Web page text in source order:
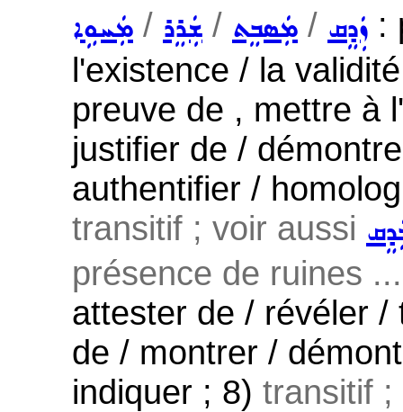
ܡܲܚܘܹܐ / ܫܲܪܸܪ / ܡܲܣܒܸܬ / ܙܲܕܸܩ :
l'existence / la
preuve de , mettre à
justifier de /
authentifier /
transitif ; voir aussi
présence de ruines
attester de / révéler /
de / montrer /
indiquer ; 8) transitif